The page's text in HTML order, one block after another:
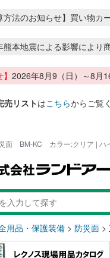
方法のお知らせ】買い物カ
熊本地震による影響により
2026年8月9（日）～8月
売リストはこちらからご覧
面 BM-KC カラー:クリア | ハ
用品・保護装備 > 防災面 >